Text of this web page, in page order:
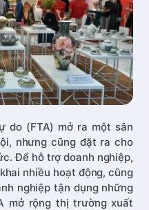
do (FTA) mở ra một sân
nhưng cũng đặt ra cho
Để hỗ trợ doanh nghiệp,
nhiều hoạt động, cũng
nghiệp tận dụng những
mở rộng thị trường xuất